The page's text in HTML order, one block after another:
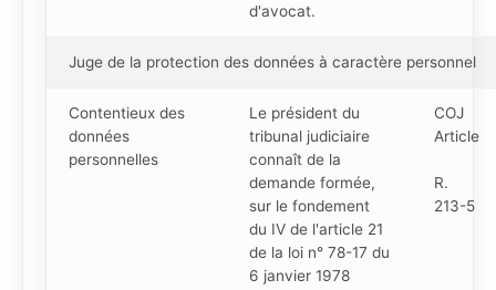
d'avocat.
Juge de la protection des données à caractère personnel
Contentieux des
données
personnelles
Le président du
tribunal judiciaire
connaît de la
demande formée,
sur le fondement
du IV de l'article 21
de la loi n° 78-17 du
6 janvier 1978
COJ
Article
R.
213-5